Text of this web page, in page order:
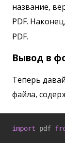
название,
PDF. Наконец,
PDF.
Вывод в
Теперь
файла,
import pdf